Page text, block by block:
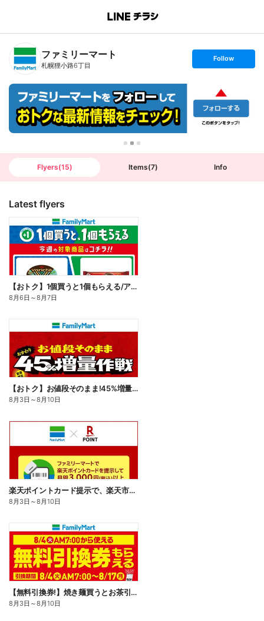
B
n
T
ファミリーマート
札幌狸小路6丁目
s
t
w
Follow
Flyers(15) Items(7) Info
Latest flyers
【おトク】1個買うと1個もらえる/アイス
8月6日 ～8月7日
【おトク】お値段そのまま!45%増量作戦!
8月3日 ～8月10日
楽天ポイントカード提示で、楽天市場でのお買い物がおトクに!
8月3日 ～8月10日
【無料引換券!】焼き麺買うとお茶引換券貰える!
8月3日 ～8月10日